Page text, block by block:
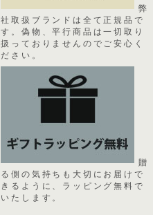
弊
社取扱ブランドは全て正規品で
す。偽物、平行商品は一切取り
扱っておりませんのでご安心く
ださい。
贈
る側の気持ちも大切にお届けで
きるように、ラッピング無料で
いたします。